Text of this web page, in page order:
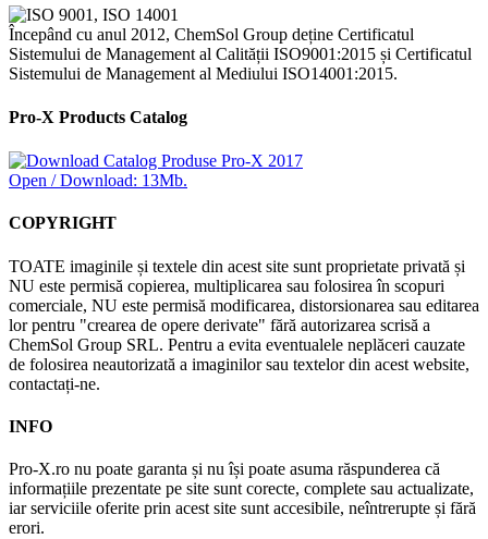
Începând cu anul 2012, ChemSol Group deține Certificatul
Sistemului de Management al Calității ISO9001:2015 și Certificatul
Sistemului de Management al Mediului ISO14001:2015.
Pro-X Products Catalog
Open / Download: 13Mb.
COPYRIGHT
TOATE imaginile și textele din acest site sunt proprietate privată și
NU este permisă copierea, multiplicarea sau folosirea în scopuri
comerciale, NU este permisă modificarea, distorsionarea sau editarea
lor pentru "crearea de opere derivate" fără autorizarea scrisă a
ChemSol Group SRL. Pentru a evita eventualele neplăceri cauzate
de folosirea neautorizată a imaginilor sau textelor din acest website,
contactați-ne.
INFO
Pro-X.ro nu poate garanta și nu își poate asuma răspunderea că
informațiile prezentate pe site sunt corecte, complete sau actualizate,
iar serviciile oferite prin acest site sunt accesibile, neîntrerupte și fără
erori.